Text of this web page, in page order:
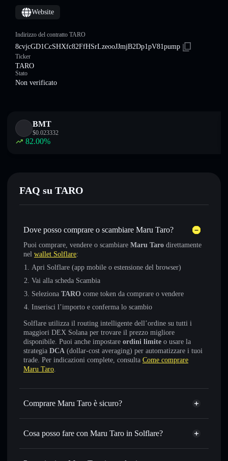
Website
Indirizzo del contratto TARO
8cvjcGD1CcSHXfc82FfHSrLzeooJJmjB2Dp1pV81pump
Ticker
TARO
Stato
Non verificato
BMT
$0.023332
82.00%
FAQ su TARO
Dove posso comprare o scambiare Maru Taro?
Puoi comprare, vendere o scambiare Maru Taro direttamente
nel wallet Solflare:
Apri Solflare (app mobile o estensione del browser)
Vai alla scheda Scambia
Seleziona TARO come token da comprare o vendere
Inserisci l’importo e conferma lo scambio
Solflare utilizza il routing intelligente dell’ordine su tutti i
maggiori DEX Solana per trovare il prezzo migliore
disponibile. Puoi anche impostare ordini limite o usare la
strategia DCA (dollar-cost averaging) per automatizzare i tuoi
trade. Per indicazioni complete, consulta Come comprare
Maru Taro.
Comprare Maru Taro è sicuro?
Maru Taro non è verificato
Cosa posso fare con Maru Taro in Solflare?
Maru Taro
wallet Solflare